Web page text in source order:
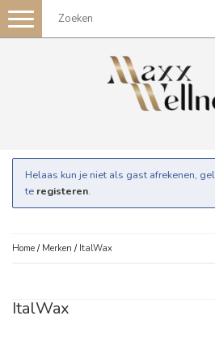
Toggle
navigation
Helaas kun je niet als gast afrekenen,
te registeren.
Home / Merken / ItalWax
ItalWax